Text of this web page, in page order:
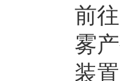
前
雾
装